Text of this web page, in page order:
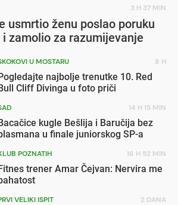
3 H 37 MIN
usmrtio ženu poslao poruku
zamolio za razumijevanje
U MOSTARU 8 H
najbolje trenutke 10. Red
Cliff Divinga u foto priči
14 H 15 MIN
kugle Bešlija i Baručija bez
u finale juniorskog SP-a
POZNATIH 16 H 52 MIN
trener Amar Čejvan: Nervira me
VELIKI ISPIT 2 DANA